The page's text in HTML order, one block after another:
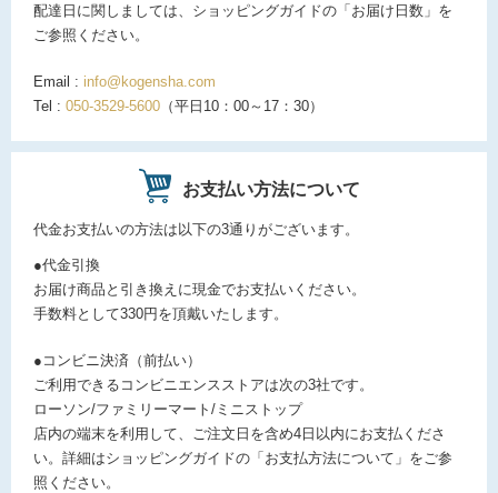
配達日に関しましては、ショッピングガイドの「お届け日数」を
ご参照ください。
Email : info@kogensha.com
Tel : 050-3529-5600 （平日10：00～17：30）
お支払い方法について
代金お支払いの方法は以下の3通りがございます。
●代金引換
お届け商品と引き換えに現金でお支払いください。
手数料として330円を頂戴いたします。
●コンビニ決済（前払い）
ご利用できるコンビニエンスストアは次の3社です。
ローソン/ファミリーマート/ミニストップ
店内の端末を利用して、ご注文日を含め4日以内にお支払くださ
い。詳細はショッピングガイドの「お支払方法について」をご参
照ください。